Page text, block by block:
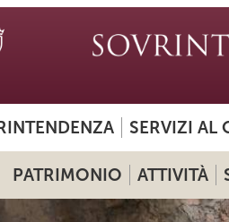
SERVIZI AL
PATRIMONIO ATTIVITÀ